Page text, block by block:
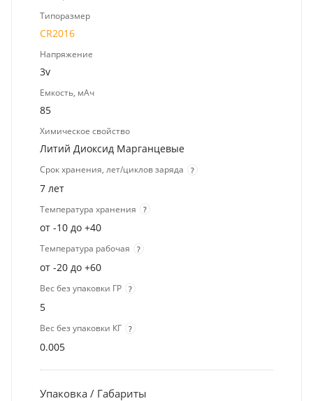
Типоразмер
CR2016
Напряжение
3v
Емкость, мАч
85
Химическое свойство
Литий Диоксид Марганцевые
Срок хранения, лет/циклов заряда ?
7 лет
Температура хранения ?
от -10 до +40
Температура рабочая ?
от -20 до +60
Вес без упаковки ГР ?
5
Вес без упаковки КГ ?
0.005
Упаковка / Габариты